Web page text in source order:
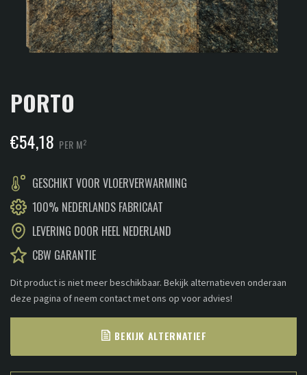
PORTO
€54,18 PER M2
GESCHIKT VOOR VLOERVERWARMING
100% NEDERLANDS FABRICAAT
LEVERING DOOR HEEL NEDERLAND
CBW GARANTIE
Dit product is niet meer beschikbaar. Bekijk alternatieven onderaan
deze pagina of neem contact met ons op voor advies!
BEKIJK ALTERNATIEF